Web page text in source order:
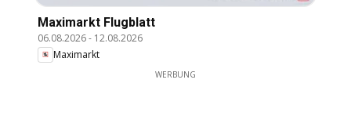
Maximarkt Flugblatt
06.08.2026- 12.08.2026
Maximarkt
WERBUNG